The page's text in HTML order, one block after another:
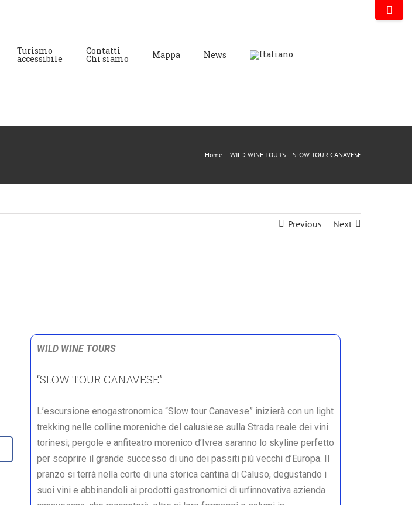
Turismo
accessibile
Contatti
Chi siamo Mappa News
Home | WILD WINE TOURS – SLOW TOUR CANAVESE
Previous Next
WILD WINE TOURS
“SLOW TOUR CANAVESE”
L’escursione enogastronomica “Slow tour Canavese” inizierà con un light
trekking nelle colline moreniche del calusiese sulla Strada reale dei vini
torinesi; pergole e anfiteatro morenico d’Ivrea saranno lo skyline perfetto
per scoprire il grande successo di uno dei passiti più vecchi d’Europa. Il
pranzo si terrà nella corte di una storica cantina di Caluso, degustando i
suoi vini e abbinandoli ai prodotti gastronomici di un’innovativa azienda